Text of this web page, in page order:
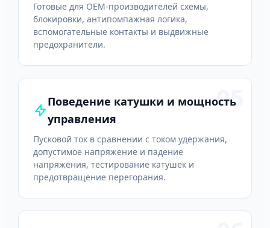
Готовые для OEM-производителей схемы,
блокировки, антипомпажная логика,
вспомогательные контакты и выдвижные
предохранители.
05
Поведение катушки и мощность
управления
Пусковой ток в сравнении с током удержания,
допустимое напряжение и падение
напряжения, тестирование катушек и
предотвращение перегорания.